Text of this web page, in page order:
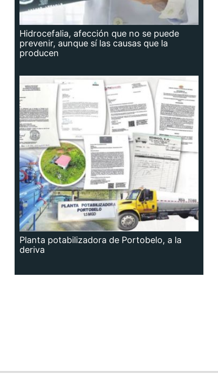
Hidrocefalia, afección que no se puede
prevenir, aunque sí las causas que la
producen
Planta potabilizadora de Portobelo, a la
deriva